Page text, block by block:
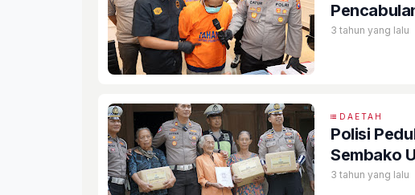
3 tahun yang lalu
DAETAH
Polisi
Sembako
3 tahun yang lalu